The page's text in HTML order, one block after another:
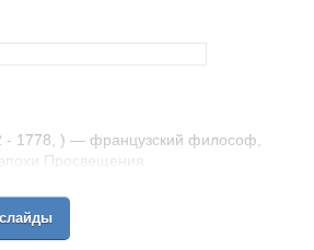
1778, ) — французский философ,
Просвещения.
Великой французской революции.